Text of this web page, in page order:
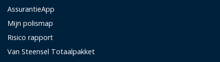
AssurantieApp
Mijn polismap
Risico rapport
Van Steensel Totaalpakket